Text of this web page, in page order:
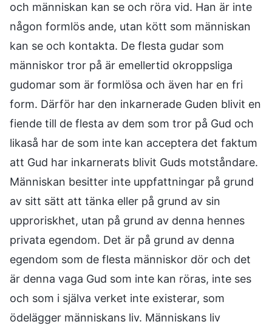
och människan kan se och röra vid. Han är inte
någon formlös ande, utan kött som människan
kan se och kontakta. De flesta gudar som
människor tror på är emellertid okroppsliga
gudomar som är formlösa och även har en fri
form. Därför har den inkarnerade Guden blivit en
fiende till de flesta av dem som tror på Gud och
likaså har de som inte kan acceptera det faktum
att Gud har inkarnerats blivit Guds motståndare.
Människan besitter inte uppfattningar på grund
av sitt sätt att tänka eller på grund av sin
upproriskhet, utan på grund av denna hennes
privata egendom. Det är på grund av denna
egendom som de flesta människor dör och det
är denna vaga Gud som inte kan röras, inte ses
och som i själva verket inte existerar, som
ödelägger människans liv. Människans liv